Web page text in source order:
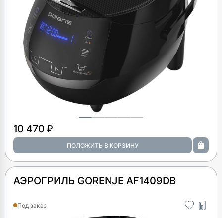
10 470 ₽
АЭРОГРИЛЬ GORENJE AF1409DB
Под заказ